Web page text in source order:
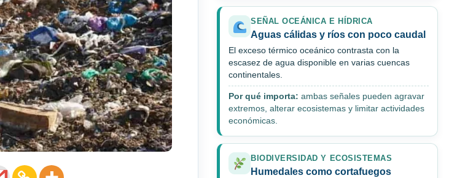
SEÑAL OCEÁNICA E HÍDRICA
Aguas cálidas y ríos con poco caudal
El exceso térmico oceánico contrasta con la
escasez de agua disponible en varias cuencas
continentales.
Por qué importa: ambas señales pueden agravar
extremos, alterar ecosistemas y limitar actividades
económicas.
BIODIVERSIDAD Y ECOSISTEMAS
Humedales como cortafuegos